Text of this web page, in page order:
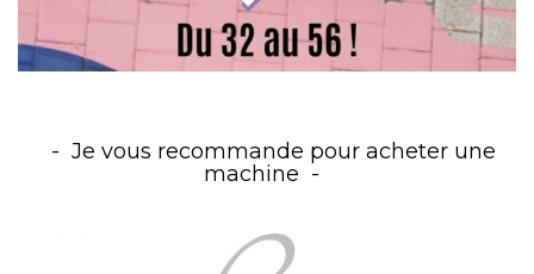
Je vous recommande pour acheter une
machine